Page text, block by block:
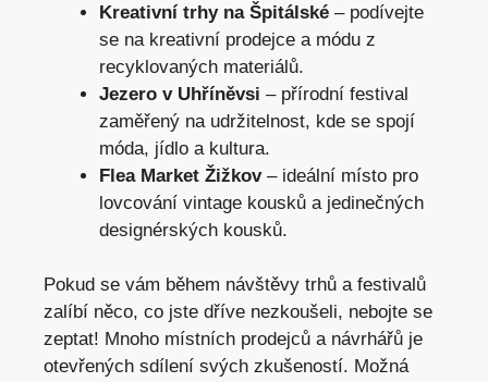
Kreativní trhy na Špitálské – podívejte
se na kreativní prodejce a módu z
recyklovaných materiálů.
Jezero v Uhříněvsi – přírodní festival
zaměřený na udržitelnost, kde se spojí
móda, jídlo a kultura.
Flea Market Žižkov– ideální místo pro
lovcování vintage kousků a jedinečných
designérských kousků.
Pokud se vám během návštěvy trhů a festivalů
zalíbí něco, co jste dříve nezkoušeli, nebojte se
zeptat! Mnoho místních prodejců a návrhářů je
otevřených sdílení svých zkušeností. Možná